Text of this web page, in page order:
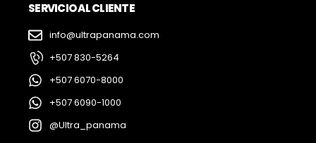
SERVICIO AL CLIENTE
info@ultrapanama.com
+507 830-5264
+507 6070-8000
+507 6090-1000
@Ultra_panama